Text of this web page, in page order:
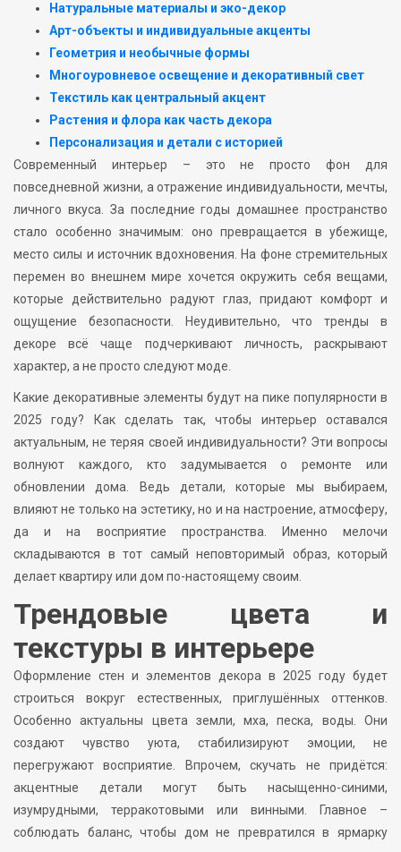
Натуральные материалы и эко-декор
Арт-объекты и индивидуальные акценты
Геометрия и необычные формы
Многоуровневое освещение и декоративный свет
Текстиль как центральный акцент
Растения и флора как часть декора
Персонализация и детали с историей
Современный интерьер – это не просто фон для
повседневной жизни, а отражение индивидуальности, мечты,
личного вкуса. За последние годы домашнее пространство
стало особенно значимым: оно превращается в убежище,
место силы и источник вдохновения. На фоне стремительных
перемен во внешнем мире хочется окружить себя вещами,
которые действительно радуют глаз, придают комфорт и
ощущение безопасности. Неудивительно, что тренды в
декоре всё чаще подчеркивают личность, раскрывают
характер, а не просто следуют моде.
Какие декоративные элементы будут на пике популярности в
2025 году? Как сделать так, чтобы интерьер оставался
актуальным, не теряя своей индивидуальности? Эти вопросы
волнуют каждого, кто задумывается о ремонте или
обновлении дома. Ведь детали, которые мы выбираем,
влияют не только на эстетику, но и на настроение, атмосферу,
да и на восприятие пространства. Именно мелочи
складываются в тот самый неповторимый образ, который
делает квартиру или дом по-настоящему своим.
Трендовые цвета и
текстуры в интерьере
Оформление стен и элементов декора в 2025 году будет
строиться вокруг естественных, приглушённых оттенков.
Особенно актуальны цвета земли, мха, песка, воды. Они
создают чувство уюта, стабилизируют эмоции, не
перегружают восприятие. Впрочем, скучать не придётся:
акцентные детали могут быть насыщенно-синими,
изумрудными, терракотовыми или винными. Главное –
соблюдать баланс, чтобы дом не превратился в ярмарку